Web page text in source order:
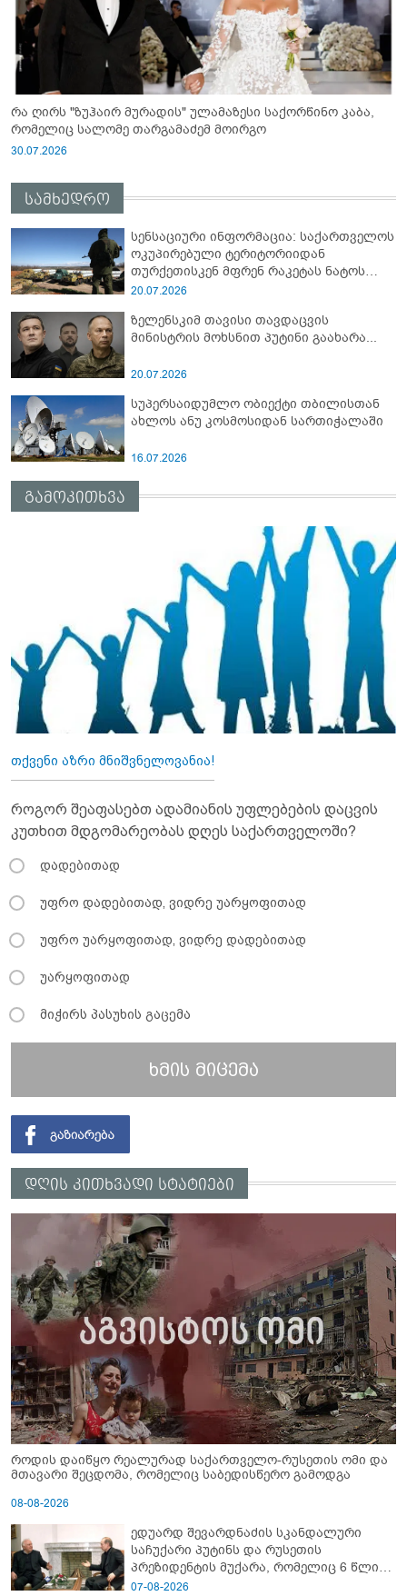
რა ღირს "ზუჰაირ მურადის" ულამაზესი საქორწინო კაბა,
რომელიც სალომე თარგამაძემ მოირგო
30.07.2026
სამხედრო
სენსაციური ინფორმაცია: საქართველოს
ოკუპირებული ტერიტორიიდან
თურქეთისკენ მფრენ რაკეტას ნატოს
სამიტი კინაღამ ჩაუშლია
20.07.2026
ზელენსკიმ თავისი თავდაცვის
მინისტრის მოხსნით პუტინი გაახარა...
20.07.2026
სუპერსაიდუმლო ობიექტი თბილისთან
ახლოს ანუ კოსმოსიდან სართიჭალაში
16.07.2026
გამოკითხვა
თქვენი აზრი მნიშვნელოვანია!
როგორ შეაფასებთ ადამიანის უფლებების დაცვის
კუთხით მდგომარეობას დღეს საქართველოში?
დადებითად
უფრო დადებითად, ვიდრე უარყოფითად
უფრო უარყოფითად, ვიდრე დადებითად
უარყოფითად
მიჭირს პასუხის გაცემა
ხმის მიცემა
დღის კითხვადი სტატიები
როდის დაიწყო რეალურად საქართველო-რუსეთის ომი და
მთავარი შეცდომა, რომელიც საბედისწერო გამოდგა
08-08-2026
ედუარდ შევარდნაძის სკანდალური
საჩუქარი პუტინს და რუსეთის
პრეზიდენტის მუქარა, რომელიც 6 წლის
შემდეგ აასრულა
07-08-2026